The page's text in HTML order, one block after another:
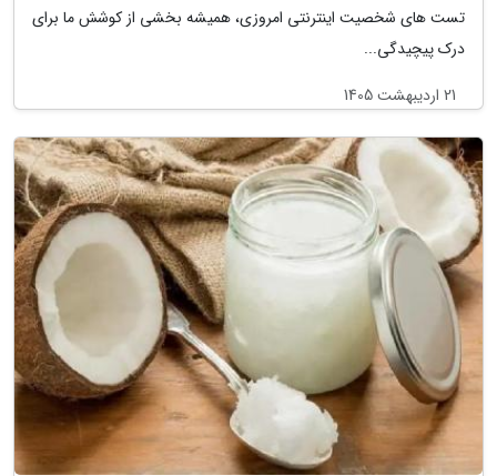
تست های شخصیت اینترنتی امروزی، همیشه بخشی از کوشش ما برای
درک پیچیدگی...
21 اردیبهشت 1405